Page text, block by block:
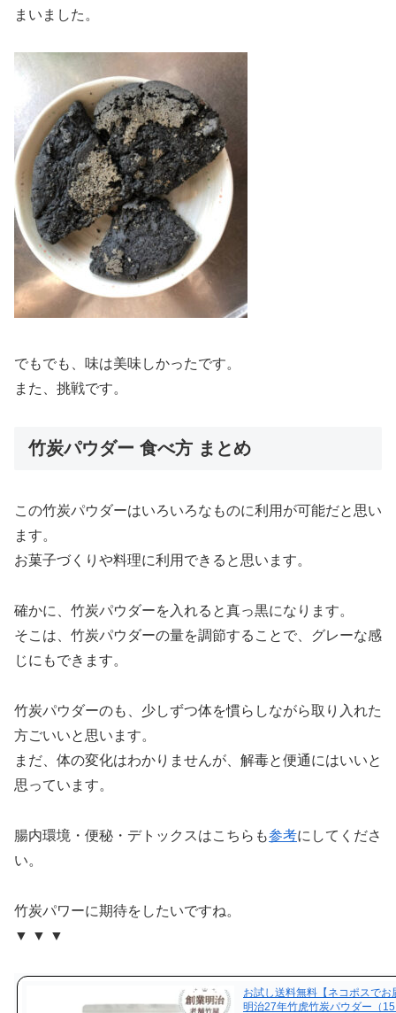
まいました。
でもでも、味は美味しかったです。
また、挑戦です。
竹炭パウダー 食べ方 まとめ
この竹炭パウダーはいろいろなものに利用が可能だと思い
ます。
お菓子づくりや料理に利用できると思います。
確かに、竹炭パウダーを入れると真っ黒になります。
そこは、竹炭パウダーの量を調節することで、グレーな感
じにもできます。
竹炭パウダーのも、少しずつ体を慣らしながら取り入れた
方ごいいと思います。
まだ、体の変化はわかりませんが、解毒と便通にはいいと
思っています。
腸内環境・便秘・デトックスはこちらも参考にしてくださ
い。
竹炭パワーに期待をしたいですね。
▼ ▼ ▼
お試し送料無料【ネコポスでお
明治27年竹虎竹炭パウダー（